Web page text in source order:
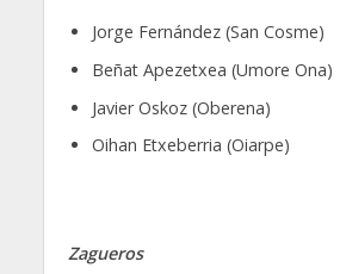
Jorge Fernández (San Cosme)
Beñat Apezetxea (Umore Ona)
Javier Oskoz (Oberena)
Oihan Etxeberria (Oiarpe)
Zagueros